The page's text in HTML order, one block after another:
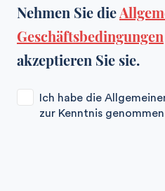
Nehmen Sie die
Geschäftsbedingungen
akzeptieren Sie sie.
Ich habe die
zur Kenntnis